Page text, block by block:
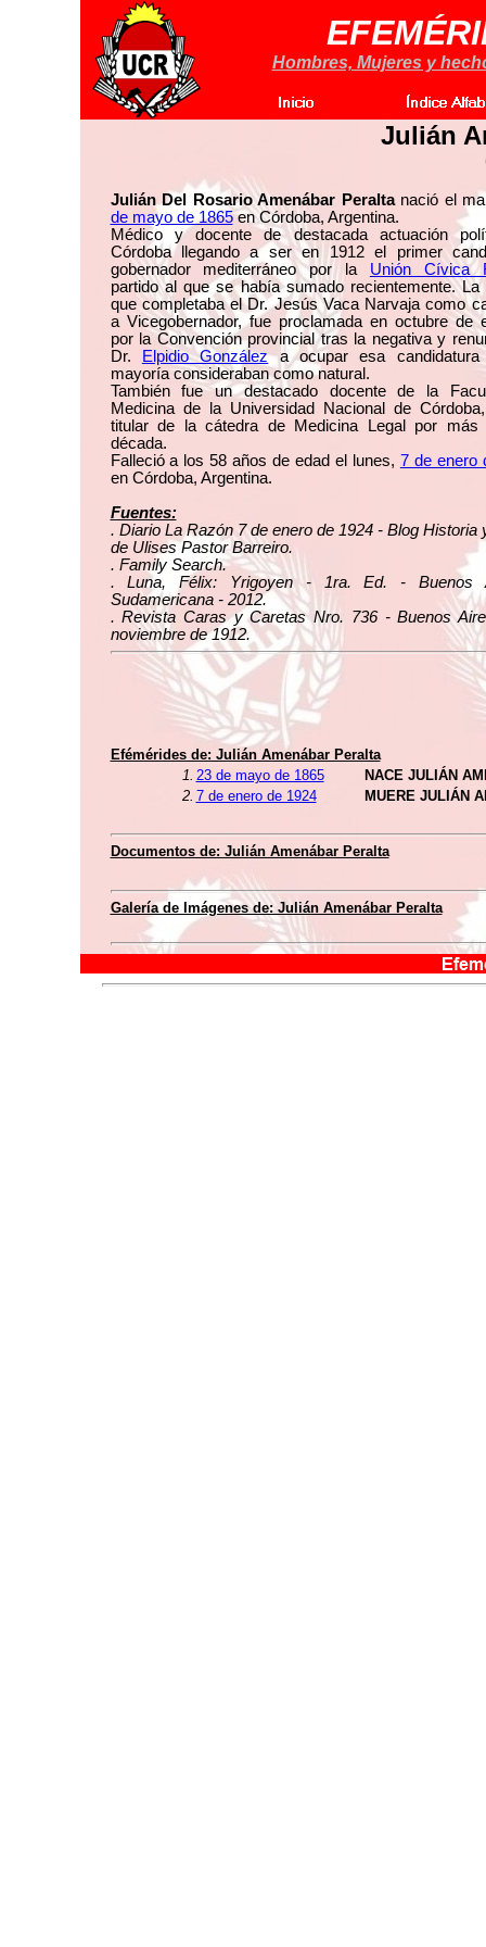
Hombres, Mujeres y
Julián
Julián Del Rosario Amenábar Peraltanació el
de mayo de 1865en Córdoba, Argentina.
Médico y docente de destacada actuación
Córdoba llegando a ser en 1912 el primer
gobernador mediterráneo por la Unión Cívica
partido al que se había sumado recientemente. La
que completaba el Dr. Jesús Vaca Narvaja como
a Vicegobernador, fue proclamada en octubre de
por la Convención provincial tras la negativa y
Dr.
Elpidio Gonzáleza ocupar esa
mayoría consideraban como natural.
También fue un destacado docente de la
Medicina de la Universidad Nacional de
titular de la cátedra de Medicina Legal por más
década.
Falleció a los 58 años de edad el lunes, 7 de enero
en Córdoba, Argentina.
Fuentes:
. Diario La Razón 7 de enero de 1924 - Blog Historia
de Ulises Pastor Barreiro.
. Family Search.
. Luna, Félix: Yrigoyen - 1ra. Ed. - Buenos
Sudamericana - 2012.
. Revista Caras y Caretas Nro. 736 - Buenos
noviembre de 1912.
Efémérides de: Julián Amenábar Peralta
1. 23 de mayo de 1865
NACE JULIÁN
2. 7 de enero de 1924 MUERE JULIÁN
Documentos de: Julián Amenábar Peralta
Galería de Imágenes de: Julián Amenábar Peralta